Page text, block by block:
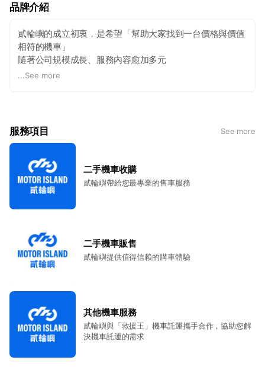
品牌介紹
貳輪嶼的成立初衷，是希望「幫助大家找到一台價格與價值
相符的機車」
隨著公司規模成長、服務內容愈加多元
我們希望「每一位走進貳輪嶼的客戶，都能帶著真心的微笑
來到貳輪嶼這座提供買賣服務的小島，我們致力於每一位客
戶都能感收到真誠、專業又值得信賴的專業服務
「想買車的人，能放心買到好車；想賣車的人，能順利賣到
好價格」
透過貳輪嶼提供的附加價值，我們希望讓三方都能享有一場
...See more
服務項目 See more
二手機車收購
貳輪嶼帶給您最專業的售車服務
二手機車販售
貳輪嶼提供值得信賴的購車體驗
其他機車服務
貳輪嶼與「救援王」機車託運攜手合作，協助您解
決機車託運的需求